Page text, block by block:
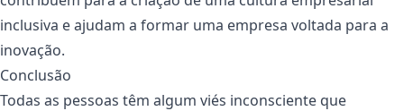
inclusiva e ajudam a formar uma empresa voltada para a
inovação.
Conclusão
Todas as pessoas têm algum viés inconsciente que